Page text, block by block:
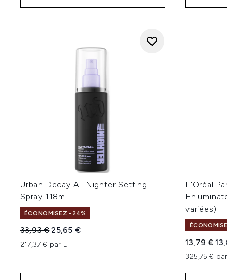
Urban Decay All Nighter Setting
Spray 118ml
ÉCONOMISEZ -24%
Prix de vente :
33,93 €Prix ​​actuel :
25,65 €
217,37 € par L
L'Oréal
variées)
Prix de
13,79 €
325,75 €